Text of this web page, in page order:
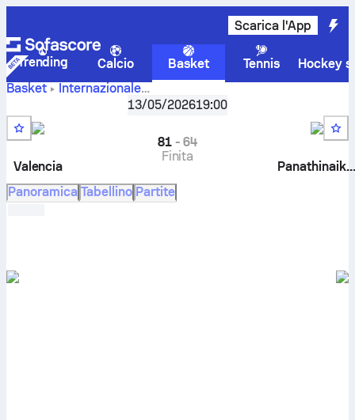
Scarica l'App
Trending Calcio Basket Tennis
Hockey
Basket
Internazionale
,Quarti di Finale
Panathinaikos risultati live, testa a testa, classifiche,
pronostici e statistiche
13/05/202619:00
Valencia
81-64
Finita
Panathinaikos
Panoramica Tabellino Partite